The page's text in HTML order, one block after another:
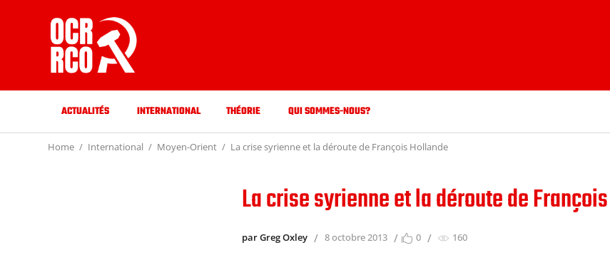
ACTUALITÉS INTERNATIONAL THÉORIE QUI SOMMES-NOUS?
Home International Moyen-Orient La crise syrienne et la déroute de François Hollande
La crise syrienne et la déroute de
par Greg Oxley 8 octobre 2013 0 160